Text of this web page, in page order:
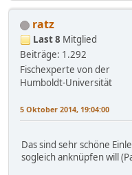
ratz
Last 8 Mitglied
Beiträge: 1.292
Fischexperte von der
Humboldt-Universität
5 Oktober 2014, 19:04:00
Das sind sehr schöne
sogleich anknüpfen will